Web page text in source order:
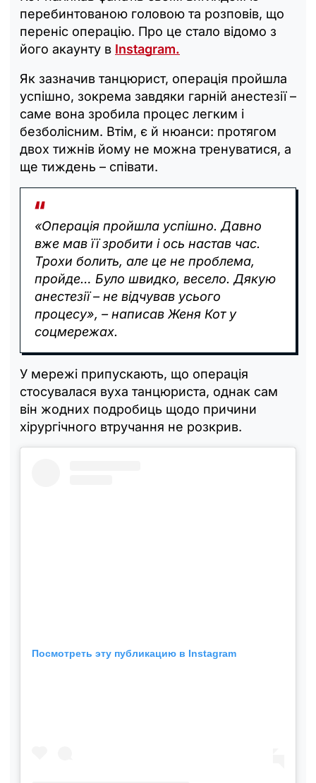
перебинтованою головою та розповів, що
переніс операцію. Про це стало відомо з
його акаунту в Instagram.
Як зазначив танцюрист, операція пройшла
успішно, зокрема завдяки гарній анестезії –
саме вона зробила процес легким і
безболісним. Втім, є й нюанси: протягом
двох тижнів йому не можна тренуватися, а
ще тиждень – співати.
«Операція пройшла успішно. Давно
вже мав її зробити і ось настав час.
Трохи болить, але це не проблема,
пройде… Було швидко, весело. Дякую
анестезії – не відчував усього
процесу», – написав Женя Кот у
соцмережах.
У мережі припускають, що операція
стосувалася вуха танцюриста, однак сам
він жодних подробиць щодо причини
хірургічного втручання не розкрив.
Посмотреть эту публикацию в Instagram